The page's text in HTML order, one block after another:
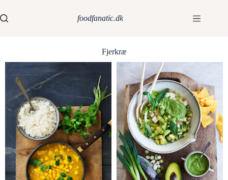
foodfanatic.dk
Fjerkræ